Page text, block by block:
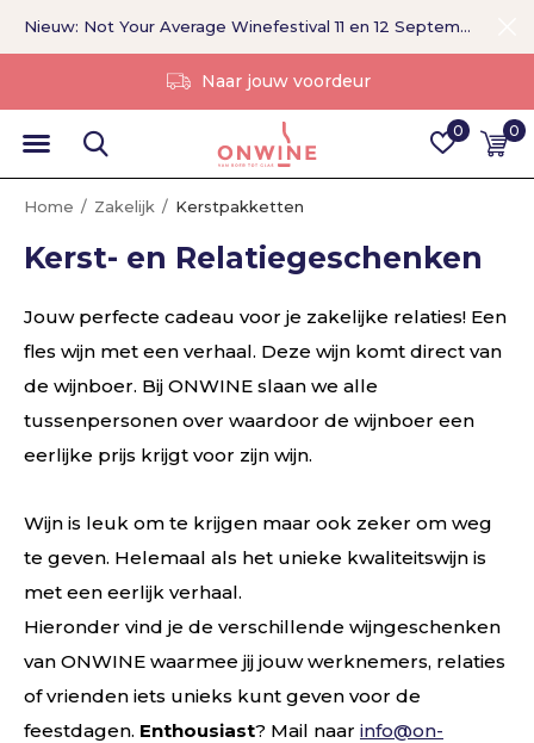
0 0
Zonder tussenpersoon
Nieuw: Not Your Average Winefestival 11 en 12 September >
Home Zakelijk Kerstpakketten
Kerst- en Relatiegeschenken
Jouw perfecte cadeau voor je zakelijke relaties! Een
fles wijn met een verhaal. Deze wijn komt direct van
de wijnboer. Bij ONWINE slaan we alle
tussenpersonen over waardoor de wijnboer een
eerlijke prijs krijgt voor zijn wijn.
Wijn is leuk om te krijgen maar ook zeker om weg
te geven. Helemaal als het unieke kwaliteitswijn is
met een eerlijk verhaal.
Hieronder vind je de verschillende wijngeschenken
van ONWINE waarmee jij jouw werknemers, relaties
of vrienden iets unieks kunt geven voor de
feestdagen. Enthousiast? Mail naar info@on-